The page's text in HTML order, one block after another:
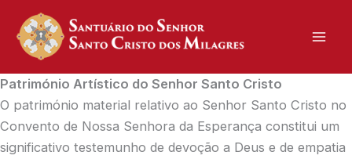
content
Património Artístico do Senhor Santo Cristo
O património material relativo ao Senhor Santo Cristo no
Convento de Nossa Senhora da Esperança constitui um
significativo testemunho de devoção a Deus e de empatia